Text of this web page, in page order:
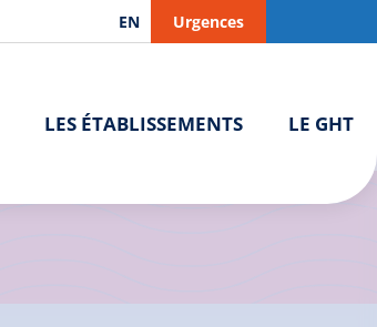
EN Urgences
LES ÉTABLISSEMENTS LE GHT